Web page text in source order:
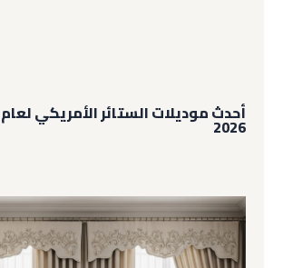
أحدث موديلات الستائر الأمريكي لعام
2026